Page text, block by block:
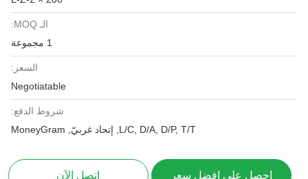
الـ MOQ:
السعر:
Negotiatable
شروط الدفع:
L/C, D/A, D/P, T/T, إتحاد غربيّ, MoneyGram
احصل على افضل سعر اتصل الآن